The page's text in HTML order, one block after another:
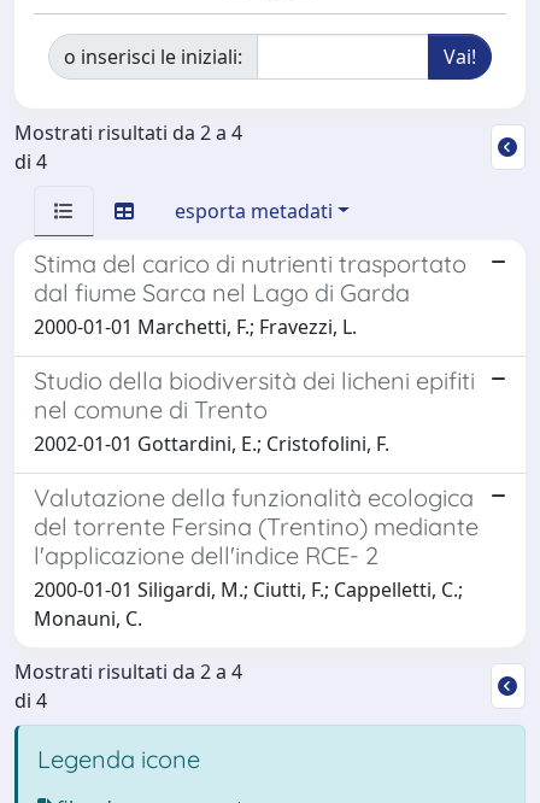
o inserisci le iniziali:
Mostrati risultati da 2 a 4
di 4
esporta metadati
Stima del carico di nutrienti trasportato
dal fiume Sarca nel Lago di Garda
2000-01-01 Marchetti, F.; Fravezzi, L.
Studio della biodiversità dei licheni epifiti
nel comune di Trento
2002-01-01 Gottardini, E.; Cristofolini, F.
Valutazione della funzionalità ecologica
del torrente Fersina (Trentino) mediante
l'applicazione dell'indice RCE- 2
2000-01-01 Siligardi, M.; Ciutti, F.; Cappelletti, C.;
Monauni, C.
Mostrati risultati da 2 a 4
di 4
Legenda icone